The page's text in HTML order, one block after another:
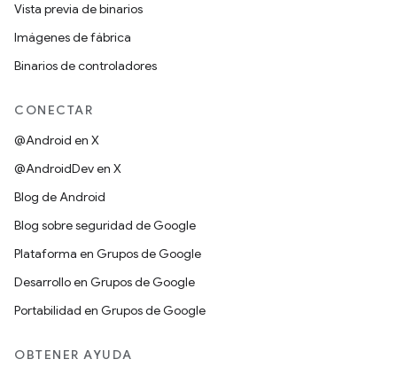
Vista previa de binarios
Imágenes de fábrica
Binarios de controladores
CONECTAR
@Android en X
@AndroidDev en X
Blog de Android
Blog sobre seguridad de Google
Plataforma en Grupos de Google
Desarrollo en Grupos de Google
Portabilidad en Grupos de Google
OBTENER AYUDA